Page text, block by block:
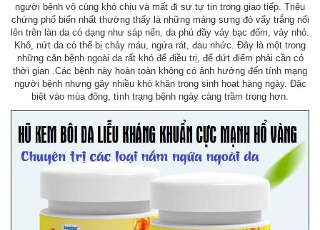
người bệnh vô cùng khó chịu và mất đi sự tự tin trong giao tiếp. Triệu
chứng phổ biến nhất thường thấy là những mảng sưng đỏ vẩy trắng nổi
lên trên làn da có dạng như sáp nến, da phủ đầy vảy bạc đốm, vảy nhỏ.
Khô, nứt da có thể bị chảy máu, ngứa rát, đau nhức. Đây là một trong
những căn bệnh ngoài da rất khó để điều trị, để dứt điểm phải cần có
thời gian .Các bệnh này hoàn toàn không có ảnh hưởng đến tính mạng
người bệnh nhưng gây nhiều khó khăn trong sinh hoạt hàng ngày. Đặc
biệt vào mùa đông, tình trạng bệnh ngày càng trầm trọng hơn.